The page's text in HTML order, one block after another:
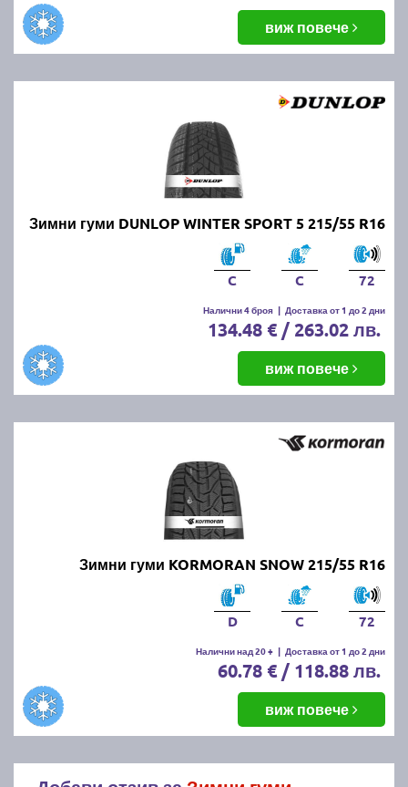
виж повече
Зимни гуми DUNLOP WINTER SPORT 5 215/55 R16
C C 72
Налични 4 броя | Доставка от 1 до 2 дни
134.48 € / 263.02 лв.
виж повече
Зимни гуми KORMORAN SNOW 215/55 R16
D C 72
Налични над 20 + | Доставка от 1 до 2 дни
60.78 € / 118.88 лв.
виж повече